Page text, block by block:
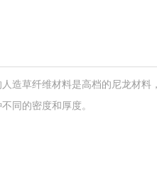
造草纤维材料是高档的尼龙材
同的密度和厚度。